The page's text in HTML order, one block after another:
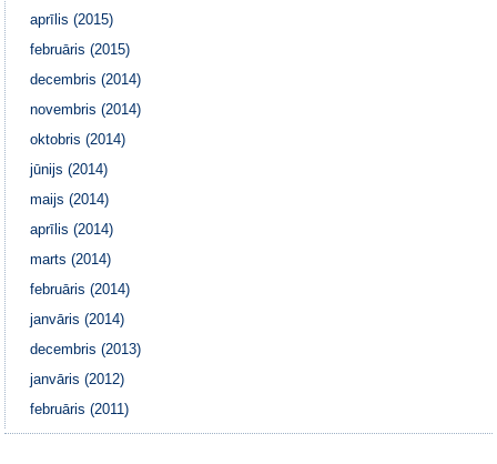
aprīlis (2015)
februāris (2015)
decembris (2014)
novembris (2014)
oktobris (2014)
jūnijs (2014)
maijs (2014)
aprīlis (2014)
marts (2014)
februāris (2014)
janvāris (2014)
decembris (2013)
janvāris (2012)
februāris (2011)